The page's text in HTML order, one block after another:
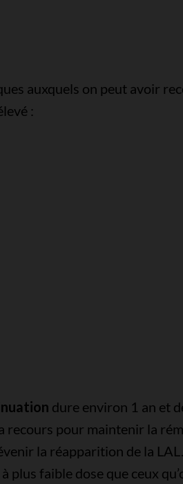
auxquels on peut avoir
:
dure environ 1 an et
recours pour maintenir la
la réapparition de la
plus faible dose que ceux